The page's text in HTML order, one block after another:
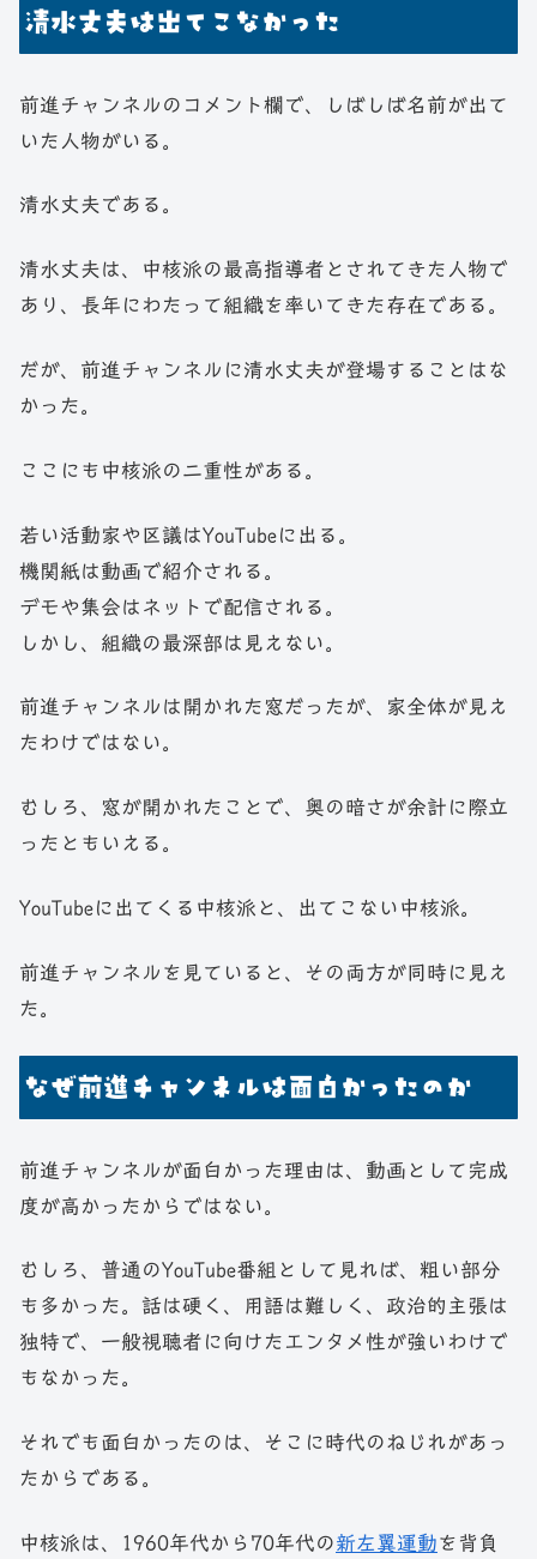
清水丈夫は出てこなかった
前進チャンネルのコメント欄で、しばしば名前が出て
いた人物がいる。
清水丈夫である。
清水丈夫は、中核派の最高指導者とされてきた人物で
あり、長年にわたって組織を率いてきた存在である。
だが、前進チャンネルに清水丈夫が登場することはな
かった。
ここにも中核派の二重性がある。
若い活動家や区議はYouTubeに出る。
機関紙は動画で紹介される。
デモや集会はネットで配信される。
しかし、組織の最深部は見えない。
前進チャンネルは開かれた窓だったが、家全体が見え
たわけではない。
むしろ、窓が開かれたことで、奥の暗さが余計に際立
ったともいえる。
YouTubeに出てくる中核派と、出てこない中核派。
前進チャンネルを見ていると、その両方が同時に見え
た。
なぜ前進チャンネルは面白かったのか
前進チャンネルが面白かった理由は、動画として完成
度が高かったからではない。
むしろ、普通のYouTube番組として見れば、粗い部分
も多かった。話は硬く、用語は難しく、政治的主張は
独特で、一般視聴者に向けたエンタメ性が強いわけで
もなかった。
それでも面白かったのは、そこに時代のねじれがあっ
たからである。
中核派は、1960年代から70年代の新左翼運動を背負